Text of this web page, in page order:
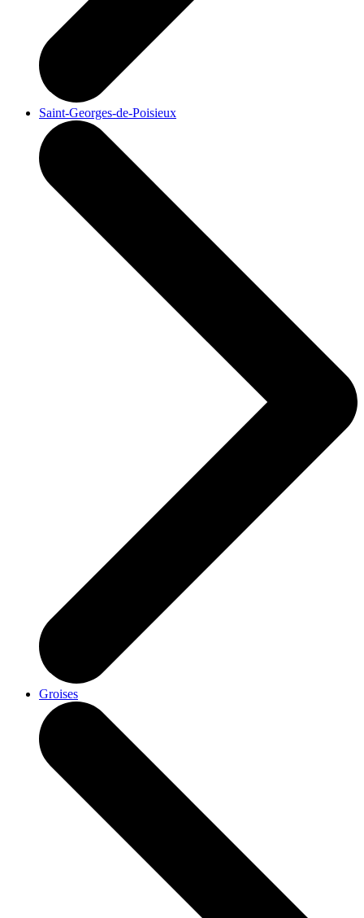
Saint-Georges-de-Poisieux
Groises